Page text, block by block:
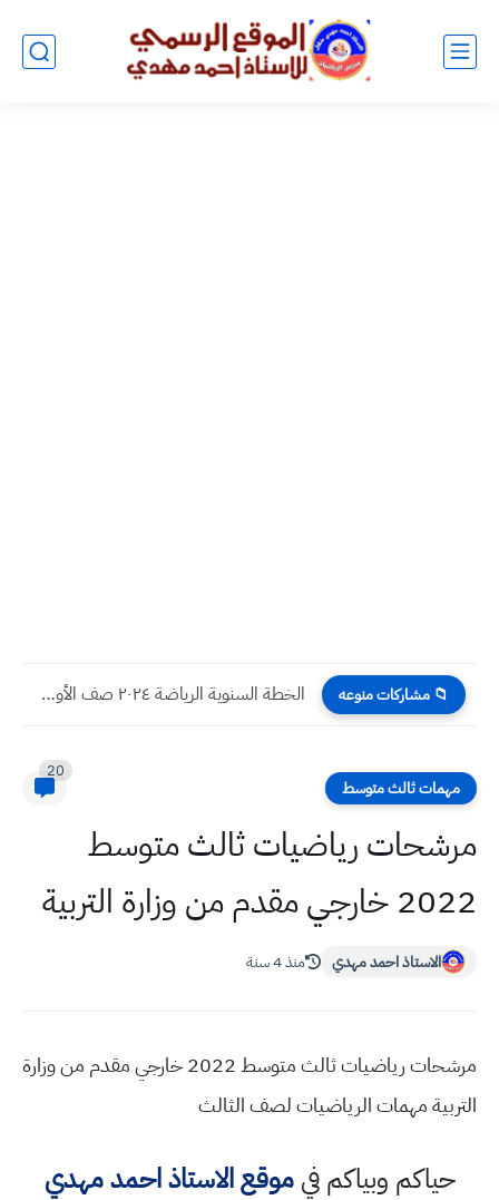
📁 مشاركات منوعه الخطة السنوية الرياضة ٢٠٢٤ صف الأول والثاني والثالث الابتدائي
مهمات ثالث متوسط
20
مرشحات رياضيات ثالث متوسط
2022 خارجي مقدم من وزارة التربية
الاستاذ احمد مهدي منذ 4 سنة
مرشحات رياضيات ثالث متوسط 2022 خارجي مقدم من وزارة
التربية مهمات الرياضيات لصف الثالث
حياكم وبياكم فيموقع الاستاذ احمد مهدي